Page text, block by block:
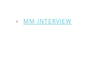
MM-INTERVIEW